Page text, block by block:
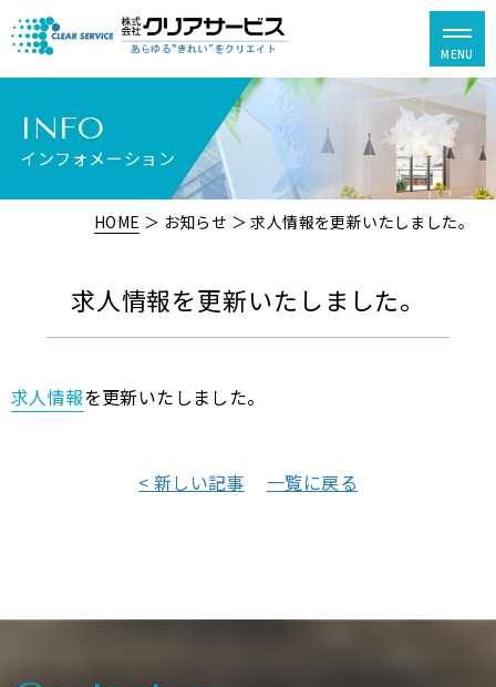
INFO
インフォメーション
HOME ＞ お知らせ ＞ 求人情報を更新いたしました。
求人情報を更新いたしました。
求人情報を更新いたしました。
< 新しい記事 一覧に戻る